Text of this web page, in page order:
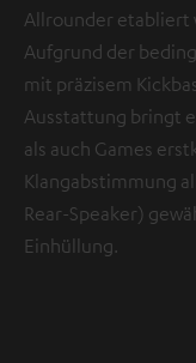
Allrounder etabliert
Aufgrund der
mit präzisem
Ausstattung bringt
als auch Games
Klangabstimmung
Rear-Speaker)
Einhüllung.